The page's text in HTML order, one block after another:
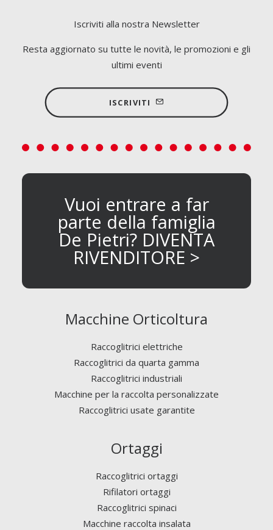
Iscriviti alla nostra Newsletter
Resta aggiornato su tutte le novità, le promozioni e gli
ultimi eventi
ISCRIVITI
Vuoi entrare a far
parte della famiglia
De Pietri? DIVENTA
RIVENDITORE >
Macchine Orticoltura
Raccoglitrici elettriche
Raccoglitrici da quarta gamma
Raccoglitrici industriali
Macchine per la raccolta personalizzate
Raccoglitrici usate garantite
Ortaggi
Raccoglitrici ortaggi
Rifilatori ortaggi
Raccoglitrici spinaci
Macchine raccolta insalata